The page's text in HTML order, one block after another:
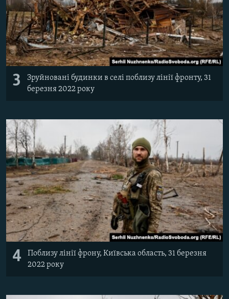
3
Зруйновані будинки в селі поблизу лінії фронту, 31
березня 2022 року
4
Поблизу лінії фрону, Київська область, 31 березня
2022 року